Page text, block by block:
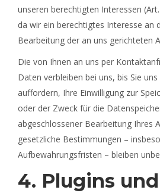
unseren berechtigten Interessen
da wir ein berechtigtes Interesse an
Bearbeitung der an uns gerichteten
Die von Ihnen an uns per
Daten verbleiben bei uns, bis Sie
auffordern, Ihre Einwilligung zur
oder der Zweck für die
abgeschlossener Bearbeitung Ihres
gesetzliche Bestimmungen –
Aufbewahrungsfristen – bleiben
4. Plugins